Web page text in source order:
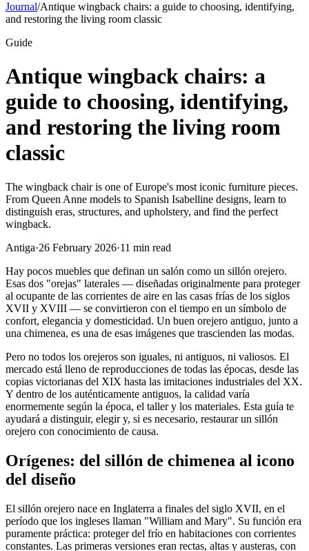
Journal/Antique wingback chairs: a guide to choosing, identifying,
and restoring the living room classic
Guide
Antique wingback chairs: a
guide to choosing, identifying,
and restoring the living room
classic
The wingback chair is one of Europe's most iconic furniture pieces.
From Queen Anne models to Spanish Isabelline designs, learn to
distinguish eras, structures, and upholstery, and find the perfect
wingback.
Antiga·26 February 2026·11 min read
Hay pocos muebles que definan un salón como un sillón orejero.
Esas dos "orejas" laterales — diseñadas originalmente para proteger
al ocupante de las corrientes de aire en las casas frías de los siglos
XVII y XVIII — se convirtieron con el tiempo en un símbolo de
confort, elegancia y domesticidad. Un buen orejero antiguo, junto a
una chimenea, es una de esas imágenes que trascienden las modas.
Pero no todos los orejeros son iguales, ni antiguos, ni valiosos. El
mercado está lleno de reproducciones de todas las épocas, desde las
copias victorianas del XIX hasta las imitaciones industriales del XX.
Y dentro de los auténticamente antiguos, la calidad varía
enormemente según la época, el taller y los materiales. Esta guía te
ayudará a distinguir, elegir y, si es necesario, restaurar un sillón
orejero con conocimiento de causa.
Orígenes: del sillón de chimenea al icono
del diseño
El sillón orejero nace en Inglaterra a finales del siglo XVII, en el
período que los ingleses llaman "William and Mary". Su función era
puramente práctica: proteger del frío en habitaciones con corrientes
constantes. Las primeras versiones eran rectas, altas y austeras, con